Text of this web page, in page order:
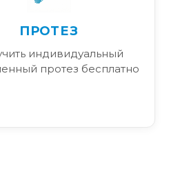
ПРОТЕЗ
индивидуальный
протез бесплатно